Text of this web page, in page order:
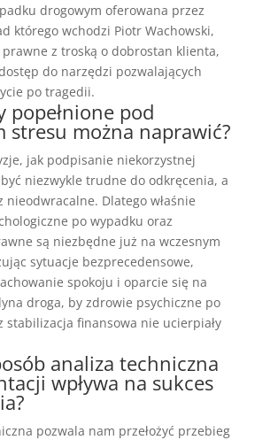
drogowym oferowana przez
którego wchodzi Piotr Wachowski,
prawne z troską o dobrostan klienta,
do narzędzi pozwalających
po tragedii.
popełnione pod
stresu można naprawić?
jak podpisanie niekorzystnej
niezwykle trudne do odkręcenia, a
nieodwracalne. Dlatego właśnie
po wypadku oraz
są niezbędne już na wczesnym
sytuacje bezprecedensowe,
spokoju i oparcie się na
droga, by zdrowie psychiczne po
stabilizacja finansowa nie ucierpiały
analiza techniczna
wpływa na sukces
pozwala nam przełożyć przebieg